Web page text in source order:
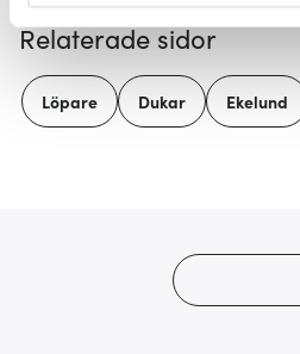
Vi använder cookies för att
ska anpassas efter det som vi
gör också att vi kan analysera
Relaterade sidor
Löpare Dukar Ekelund